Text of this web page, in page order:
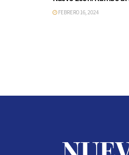
FEBRERO 16, 2024